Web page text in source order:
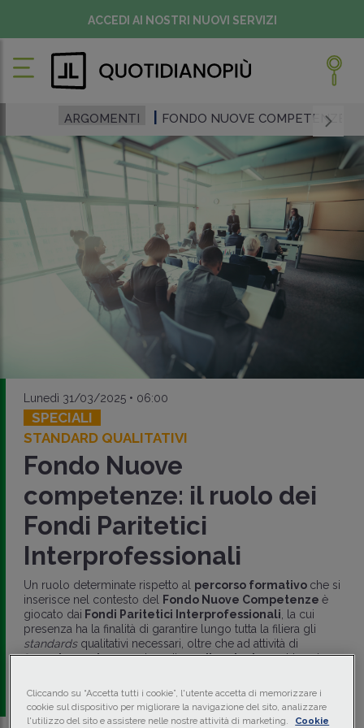
ACCEDI AI NOSTRI NUOVI SERVIZI
ARGOMENTI FONDO NUOVE COMPETENZE
Lunedì 31/03/2025 • 06:00
SPECIALI
STANDARD QUALITATIVI
Fondo Nuove
competenze: il ruolo dei
Fondi Paritetici
Interprofessionali
Un ruolo determinate rispetto al percorso formativo che si
inserisce nel contesto del
Fondo Nuove Competenze è
giocato dai Fondi Paritetici Interprofessionali , la cui
presenza ha la finalità di garantire lungo tutta la filiera gli
standardsqualitativi necessari, oltre che ad attività di
finanziamentoa monte e direndicontazioneal termine.
Cliccando su “Accetta tutti i cookie”, l'utente accetta di memorizzare i
cookie sul dispositivo per migliorare la navigazione del sito, analizzare
l'utilizzo del sito e assistere nelle nostre attività di marketing.
Cookie